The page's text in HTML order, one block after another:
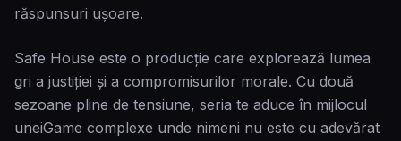
răspunsuri ușoare.
Safe House este o producție care explorează lumea
gri a justiției și a compromisurilor morale. Cu două
sezoane pline de tensiune, seria te aduce în mijlocul
uneiGame complexe unde nimeni nu este cu adevărat